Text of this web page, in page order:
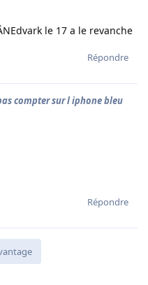
le 17 a le revanche
Répondre
compter sur l iphone bleu
Répondre